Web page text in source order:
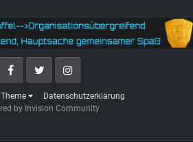
Theme Datenschutzerklärung
Twitter Instagram
by Invision Community